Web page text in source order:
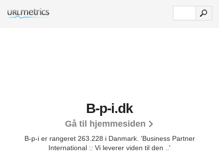
B-p-i.dk
Gå til hjemmesiden
B-p-i er rangeret 263.228 i Danmark. 'Business Partner
International :: Vi leverer viden til den ..'